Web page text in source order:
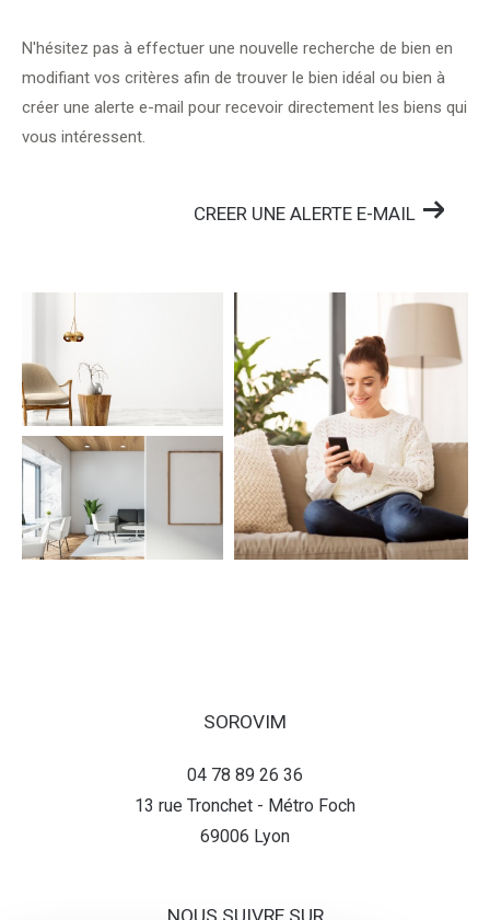
N'hésitez pas à effectuer une nouvelle recherche de bien en
modifiant vos critères afin de trouver le bien idéal ou bien à
créer une alerte e-mail pour recevoir directement les biens qui
vous intéressent.
CREER UNE ALERTE E-MAIL
SOROVIM
04 78 89 26 36
13 rue Tronchet - Métro Foch
69006
lyon